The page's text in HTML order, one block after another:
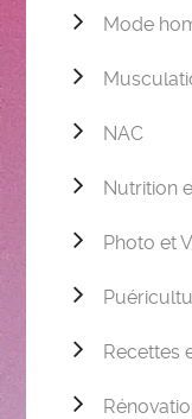
Mode
NAC
Nutrition
Photo et
Recettes